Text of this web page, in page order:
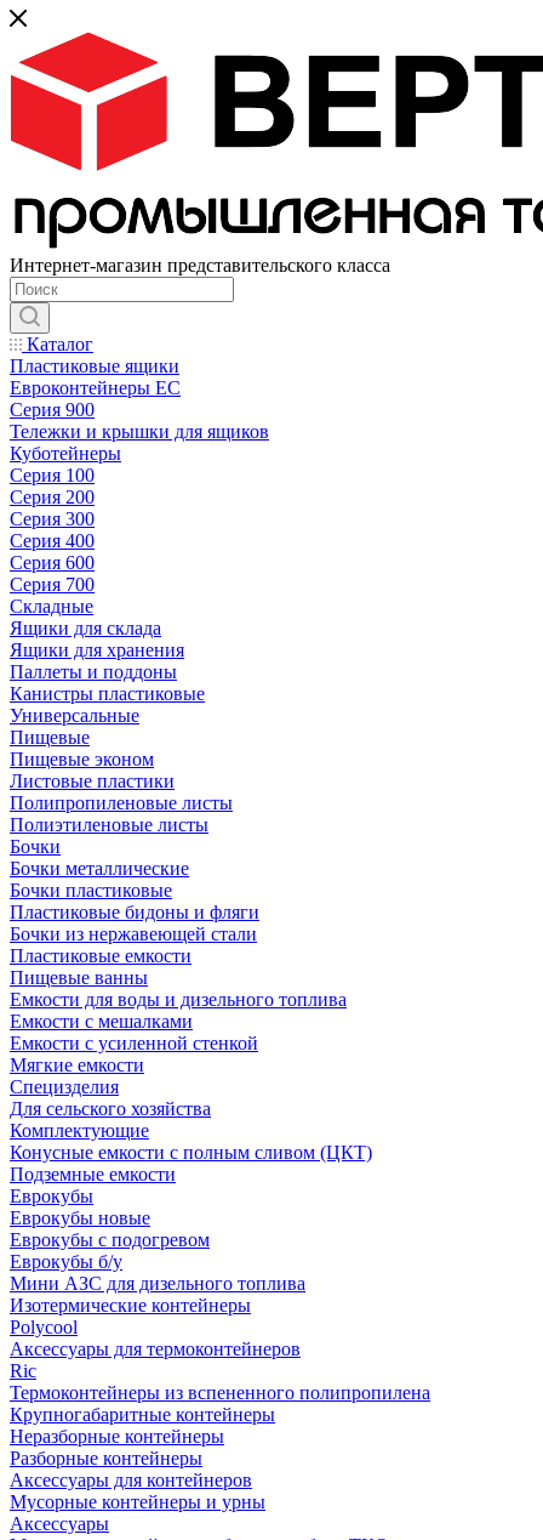
Интернет-магазин представительского класса
Каталог
Пластиковые ящики
Евроконтейнеры ЕС
Серия 900
Тележки и крышки для ящиков
Куботейнеры
Серия 100
Серия 200
Серия 300
Серия 400
Серия 600
Серия 700
Складные
Ящики для склада
Ящики для хранения
Паллеты и поддоны
Канистры пластиковые
Универсальные
Пищевые
Пищевые эконом
Листовые пластики
Полипропиленовые листы
Полиэтиленовые листы
Бочки
Бочки металлические
Бочки пластиковые
Пластиковые бидоны и фляги
Бочки из нержавеющей стали
Пластиковые емкости
Пищевые ванны
Емкости для воды и дизельного топлива
Емкости с мешалками
Емкости с усиленной стенкой
Мягкие емкости
Специзделия
Для сельского хозяйства
Комплектующие
Конусные емкости с полным сливом (ЦКТ)
Подземные емкости
Еврокубы
Еврокубы новые
Еврокубы с подогревом
Еврокубы б/у
Мини АЗС для дизельного топлива
Изотермические контейнеры
Polycool
Аксессуары для термоконтейнеров
Ric
Термоконтейнеры из вспененного полипропилена
Крупногабаритные контейнеры
Неразборные контейнеры
Разборные контейнеры
Аксессуары для контейнеров
Мусорные контейнеры и урны
Аксессуары